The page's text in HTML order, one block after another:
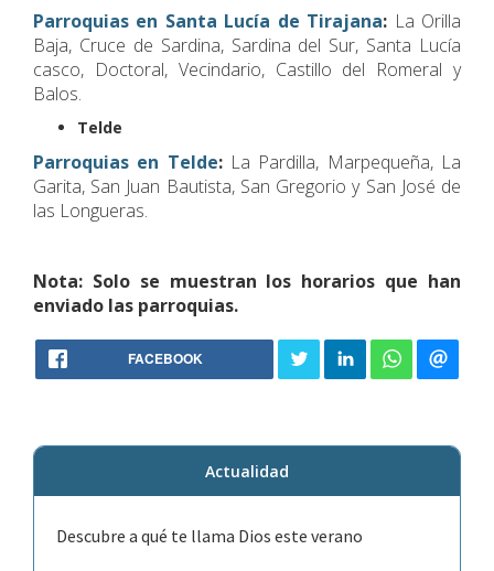
Parroquias en Santa Lucía de Tirajana: La Orilla
Baja, Cruce de Sardina, Sardina del Sur, Santa Lucía
casco, Doctoral, Vecindario, Castillo del Romeral y
Balos.
Telde
Parroquias en Telde: La Pardilla, Marpequeña, La
Garita, San Juan Bautista, San Gregorio y San José de
las Longueras.
Nota: Solo se muestran los horarios que han
enviado las parroquias.
FACEBOOK
Actualidad
Descubre a qué te llama Dios este verano